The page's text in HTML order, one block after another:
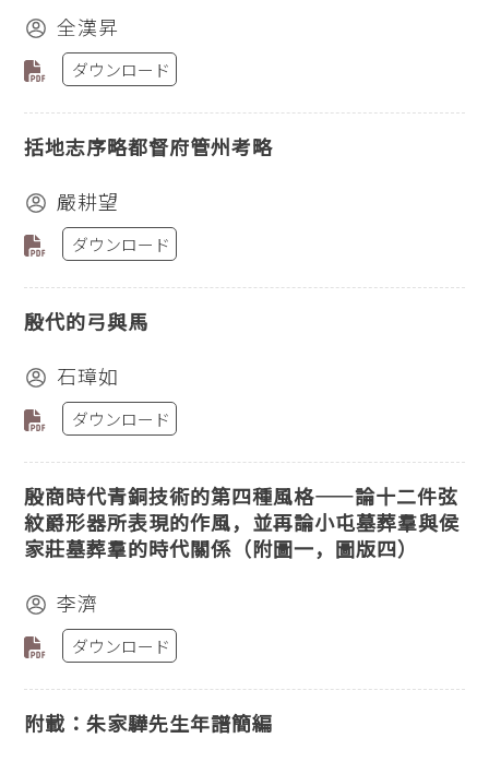
全漢昇
ダウンロード
括地志序略都督府管州考略
嚴耕望
ダウンロード
殷代的弓與馬
石璋如
ダウンロード
殷商時代青銅技術的第四種風格——論十二件弦
紋爵形器所表現的作風，並再論小屯墓葬羣與侯
家莊墓葬羣的時代關係（附圖一，圖版四）
李濟
ダウンロード
附載：朱家驊先生年譜簡編